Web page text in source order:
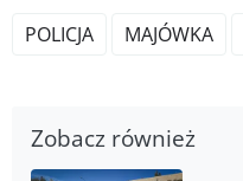
POLICJA MAJÓWKA
Zobacz również